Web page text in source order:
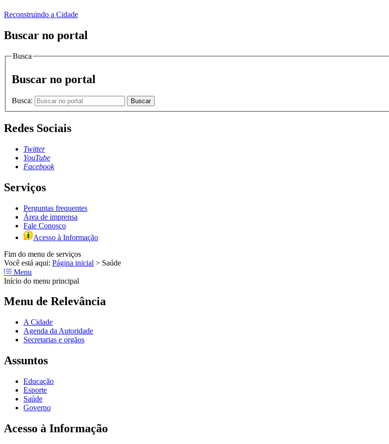
Reconstruindo a Cidade
Buscar no portal
Busca
Buscar no portal
Busca: Buscar
Redes Sociais
Twitter
YouTube
Facebook
Serviços
Perguntas frequentes
Área de imprensa
Fale Conosco
Acesso à Informação
Fim do menu de serviços
Você está aqui: Página inicial > Saúde
Menu
Início do menu principal
Menu de Relevância
A Cidade
Agenda da Autoridade
Secretarias e orgãos
Assuntos
Educação
Esporte
Saúde
Governo
Acesso à Informação